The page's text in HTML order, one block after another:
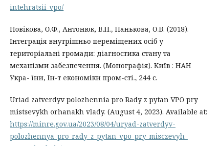
intehratsii-vpo/
Новікова, О.Ф., Антонюк, В.П., Панькова, О.В. (2018).
Інтеграція внутрішньо переміщених осіб у
територіальні громади: діагностика стану та
механізми забезпечення. (Монографія). Київ : НАН
Укра- їни, Ін-т економіки пром-сті., 244 с.
Uriad zatverdyv polozhennia pro Rady z pytan VPO pry
mistsevykh orhanakh vlady. (August 4, 2023). Available at:
https://minre.gov.ua/2023/08/04/uryad-zatverdyv-
polozhennya-pro-rady-z-pytan-vpo-pry-misczevyh-